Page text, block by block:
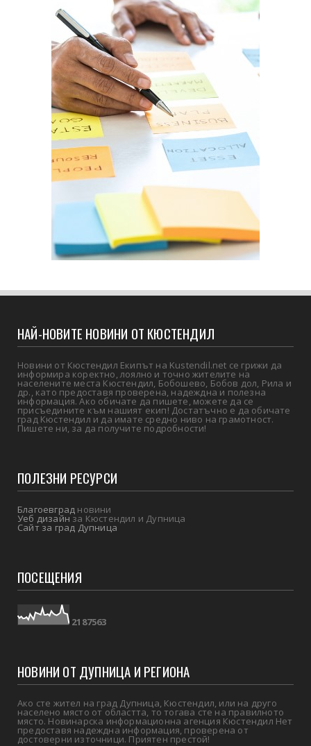
НАЙ-НОВИТЕ НОВИНИ ОТ КЮСТЕНДИЛ
Новини от Кюстендил Екипът на Kustendil.net се грижи да
информира коректно, лоялно и точно жителите на
населените места Кюстендил, Бобошево, Бобов дол, Рила и
др., като предоставя проверена, надеждна и полезна
информация. Ако обичате да пишете, можете да се
присъедините към нашият екип! Достатъчно е да обичате
град Кюстендил и да имате средно ниво на грамотност.
Пишете ни, за да получите подробности!
ПОЛЕЗНИ РЕСУРСИ
Благоевград новини
Уеб дизайнза Кюстендил и Дупница
Сайт за град Дупница
ПОСЕЩЕНИЯ
21 87563
НОВИНИ ОТ ДУПНИЦА И РЕГИОНА
Ако сте жител на град Дупница, Кюстендил, или на друго
населено място от областта, то тогава сте на правилното
място. Новинарска информационна агенция Кюстендил Нет
предоставя надеждна информация, проверена от
достоверни източници. Приятен престой!